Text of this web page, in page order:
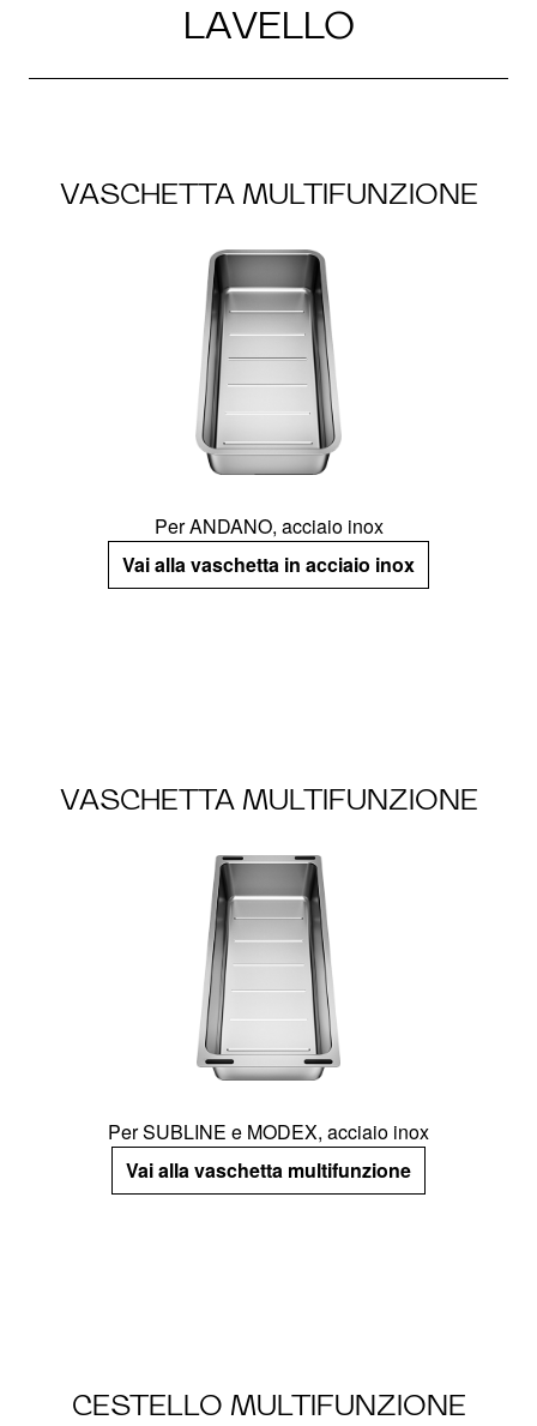
LAVELLO
VASCHETTA MULTIFUNZIONE
Per ANDANO, acciaio inox
Vai alla vaschetta in acciaio inox
VASCHETTA MULTIFUNZIONE
Per SUBLINE e MODEX, acciaio inox
Vai alla vaschetta multifunzione
CESTELLO MULTIFUNZIONE